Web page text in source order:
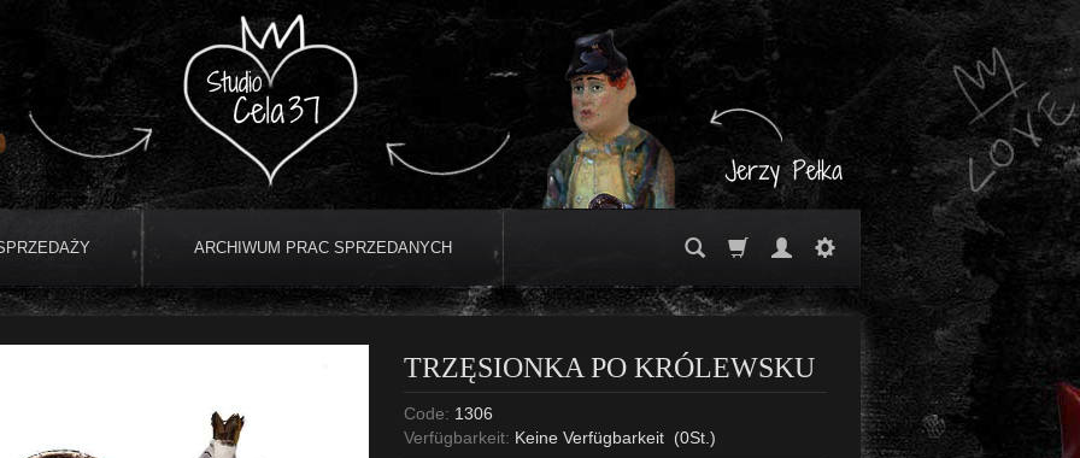
ARCHIWUM PRAC SPRZEDANYCH
TRZĘSIONKA PO KRÓLEWSKU
Code: 1306
Verfügbarkeit: Keine Verfügbarkeit (0St.)